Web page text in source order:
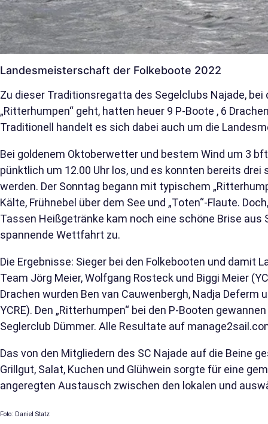
Landesmeisterschaft der Folkeboote 2022
Zu dieser Traditionsregatta des Segelclubs Najade, bei
„Ritterhumpen“ geht, hatten heuer 9 P-Boote , 6
Traditionell handelt es sich dabei auch um die
Bei goldenem Oktoberwetter und bestem Wind um 3
pünktlich um 12.00 Uhr los, und es konnten bereits
werden. Der Sonntag begann mit typischem
Kälte, Frühnebel über dem See und „Toten“-Flaute.
Tassen Heißgetränke kam noch eine schöne Brise aus
spannende Wettfahrt zu.
Die Ergebnisse: Sieger bei den Folkebooten und damit
Team Jörg Meier, Wolfgang Rosteck und Biggi Meier
Drachen wurden Ben van Cauwenbergh, Nadja Deferm
YCRE). Den „Ritterhumpen“ bei den P-Booten
Seglerclub Dümmer. Alle Resultate auf
Das von den Mitgliedern des SC Najade auf die Beine
Grillgut, Salat, Kuchen und Glühwein sorgte für eine
angeregten Austausch zwischen den lokalen und
Foto: Daniel Statz